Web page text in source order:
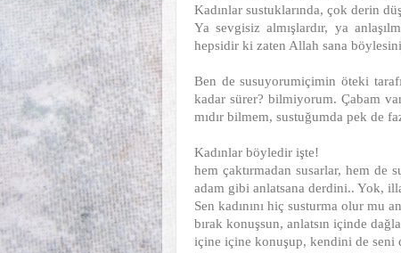
Kadınlar sustuklarında, çok derin
Ya sevgisiz almışlardır, ya
hepsidir ki zaten Allah sana
Ben de susuyorumiçimin öteki
kadar sürer? bilmiyorum. Çabam
mıdır bilmem, sustuğumda pek de
Kadınlar böyledir işte!
hem çaktırmadan susarlar, hem de
adam gibi anlatsana derdini.. Yok,
Sen kadınını hiç susturma olur mu
bırak konuşsun, anlatsın içinde
içine içine konuşup, kendini de seni